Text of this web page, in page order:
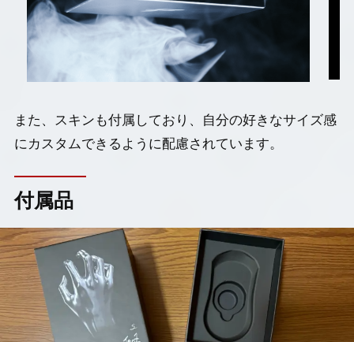
また、スキンも付属しており、自分の好きなサイズ感
にカスタムできるように配慮されています。
付属品